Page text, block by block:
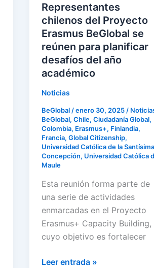
Representantes
chilenos del Proyecto
Erasmus BeGlobal se
reúnen para planificar
desafíos del año
académico
Noticias
BeGlobal /enero 30, 2025 /
BeGlobal, Chile, Ciudadanía Global,
Colombia, Erasmus+, Finlandia,
Francia, Global Citizenship,
Universidad Católica de la Santísima
Concepción, Universidad Católica
Maule
Esta reunión forma parte de
una serie de actividades
enmarcadas en el Proyecto
Erasmus+ Capacity Building,
cuyo objetivo es fortalecer
reúnen
para
planificar
desafíos
del
año
Leer entrada »